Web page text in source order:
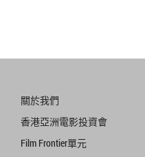
關於我們
香港亞洲電影投資會
Film Frontier單元